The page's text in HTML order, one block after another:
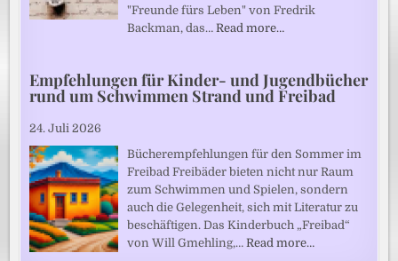
"Freunde fürs Leben" von Fredrik
Backman, das…Read more…
Empfehlungen für Kinder- und Jugendbücher
rund um Schwimmen Strand und Freibad
24. Juli 2026
Bücherempfehlungen für den Sommer im
Freibad Freibäder bieten nicht nur Raum
zum Schwimmen und Spielen, sondern
auch die Gelegenheit, sich mit Literatur zu
beschäftigen. Das Kinderbuch „Freibad“
von Will Gmehling,…Read more…